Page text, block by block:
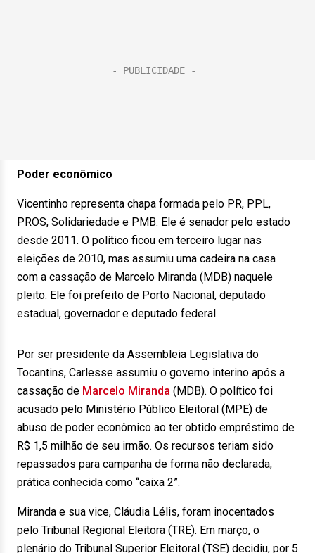
Poder econômico
Vicentinho representa chapa formada pelo PR, PPL,
PROS, Solidariedade e PMB. Ele é senador pelo estado
desde 2011. O político ficou em terceiro lugar nas
eleições de 2010, mas assumiu uma cadeira na casa
com a cassação de Marcelo Miranda (MDB) naquele
pleito. Ele foi prefeito de Porto Nacional, deputado
estadual, governador e deputado federal.
Por ser presidente da Assembleia Legislativa do
Tocantins, Carlesse assumiu o governo interino após a
cassação de Marcelo Miranda (MDB). O político foi
acusado pelo Ministério Público Eleitoral (MPE) de
abuso de poder econômico ao ter obtido empréstimo de
R$ 1,5 milhão de seu irmão. Os recursos teriam sido
repassados para campanha de forma não declarada,
prática conhecida como “caixa 2”.
Miranda e sua vice, Cláudia Lélis, foram inocentados
pelo Tribunal Regional Eleitora (TRE). Em março, o
plenário do Tribunal Superior Eleitoral (TSE) decidiu, por 5